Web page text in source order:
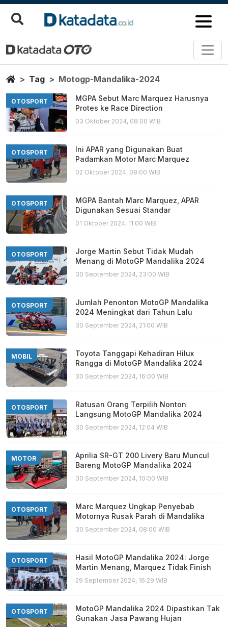
Motogp Mandalika 2024
Berita Terbaru
HomeTag Motogp-Mandalika-2024
OTOSPORT
MGPA Sebut Marc Marquez Harusnya
Protes ke Race Direction
03 Oktober 2024, 08:00 WIB
OTOSPORT
Ini APAR yang Digunakan Buat
Padamkan Motor Marc Marquez
02 Oktober 2024, 09:00 WIB
OTOSPORT
MGPA Bantah Marc Marquez, APAR
Digunakan Sesuai Standar
01 Oktober 2024, 11:00 WIB
OTOSPORT
Jorge Martin Sebut Tidak Mudah
Menang di MotoGP Mandalika 2024
30 September 2024, 23:00 WIB
OTOSPORT
Jumlah Penonton MotoGP Mandalika
2024 Meningkat dari Tahun Lalu
30 September 2024, 21:00 WIB
MOBIL
Toyota Tanggapi Kehadiran Hilux
Rangga di MotoGP Mandalika 2024
30 September 2024, 16:00 WIB
OTOSPORT
Ratusan Orang Terpilih Nonton
Langsung MotoGP Mandalika 2024
30 September 2024, 12:04 WIB
MOTOR
Aprilia SR-GT 200 Livery Baru Muncul
Bareng MotoGP Mandalika 2024
30 September 2024, 10:00 WIB
OTOSPORT
Marc Marquez Ungkap Penyebab
Motornya Rusak Parah di Mandalika
30 September 2024, 08:00 WIB
OTOSPORT
Hasil MotoGP Mandalika 2024: Jorge
Martin Menang, Marquez Tidak Finish
29 September 2024, 16:29 WIB
OTOSPORT
MotoGP Mandalika 2024 Dipastikan Tak
Gunakan Jasa Pawang Hujan